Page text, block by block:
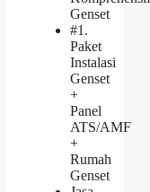
Genset
#1.
Paket
Instalasi
Genset
+
Panel
ATS/AMF
+
Rumah
Genset